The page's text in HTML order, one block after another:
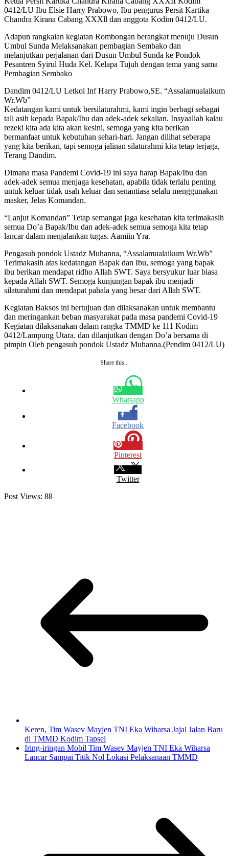
0412/LU Ibu Elsie Harry Prabowo, Ibu pengurus Persit Kartika
Chandra Kirana Cabang XXXll dan anggota Kodim 0412/LU.
Adapun rangkaian kegiatan Rombongan berangkat menuju Dusun
Umbul Sunda Melaksanakan pembagian Sembako dan
melanjutkan perjalanan dari Dusun Umbul Sunda ke Pondok
Pesantren Syirul Huda Kel. Kelapa Tujuh dengan tema yang sama
Pembagian Sembako
Dandim 0412/LU Letkol Inf Harry Prabowo,SE. “Assalamualaikum
Wr.Wb”
Kedatangan kami untuk bersilaturahmi, kami ingin berbagi sebagai
tali asih kepada Bapak/Ibu dan adek-adek sekalian. Insyaallah kalau
rezeki kita ada kita akan kesini, semoga yang kita berikan
bermanfaat untuk kebutuhan sehari-hari. Jangan dilihat seberapa
yang kita berikan, tapi semoga jalinan silaturahmi kita tetap terjaga,
Terang Dandim.
Dimana masa Pandemi Covid-19 ini saya harap Bapak/Ibu dan
adek-adek semua menjaga kesehatan, apabila tidak terlalu penting
untuk keluar tidak usah keluar dan senantiasa selalu menggunakan
masker, Jelas Komandan.
“Lanjut Komandan” Tetap semangat jaga kesehatan kita terimakasih
semua Do’a Bapak/Ibu dan adek-adek semua semoga kita tetap
lancar dalam menjalankan tugas. Aamiin Yra.
Pengasuh pondok Ustadz Muhanna, “Assalamualaikum Wr.Wb”
Terimakasih atas kedatangan Bapak dan Ibu, semoga yang bapak
ibu berikan mendapat ridho Allah SWT. Saya bersyukur luar biasa
kepada Allah SWT. Semoga kunjungan bapak ibu menjadi
silaturahmi dan mendapat pahala yang besar dari Allah SWT.
Kegiatan Baksos ini bertujuan dan dilaksanakan untuk membantu
dan meringankan beban masyarakat pada masa pandemi Covid-19
Kegiatan dilaksanakan dalam rangka TMMD ke 111 Kodim
0412/Lampung Utara. dan dilanjutkan dengan Do’a bersama di
pimpin Oleh pengasuh pondok Ustadz Muhanna.(Pendim 0412/LU)
Share this...
Whatsapp
Facebook
Pinterest
Twitter
Post Views: 88
Keren, Tim Wasev Mayjen TNI Eka Wiharsa Jajal Jalan Baru
di TMMD Kodim Tapsel
Iring-iringan Mobil Tim Wasev Mayjen TNI Eka Wiharsa
Lancar Sampai Titik Nol Lokasi Pelaksanaan TMMD